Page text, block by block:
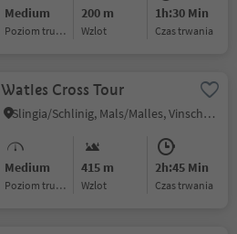
Medium
Poziom trudności
200 m
Wzlot
1h:30 Min
czas trwania
Watles Cross Tour
Slingia/Schlinig, Mals/Malles, Vinschgau/Val Venosta
Medium
Poziom trudności
415 m
Wzlot
2h:45 Min
czas trwania